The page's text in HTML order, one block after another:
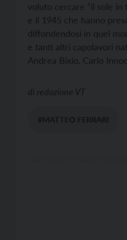
voluto cercare “il sole in
e il 1945 che hanno
diffondendosi in quel
e tanti altri capolavori
Andrea Bixio, Carlo
di redazione VT
#MATTEO FERRARI